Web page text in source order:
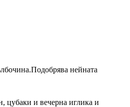
нейната
цубаки и вечерна иглика и